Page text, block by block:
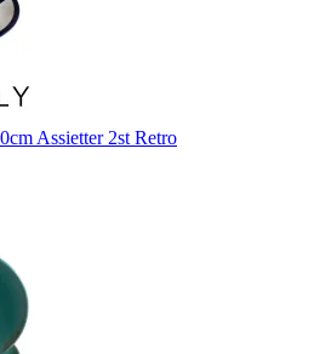
Assietter 2st Retro